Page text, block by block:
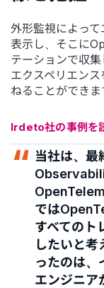
外形監視によっ
表示し、そこに
テーションで収
エクスペリエン
ねることができま
Irdeto社の事例を
当社は、
では
すべてのト
したいと考
ったのは、
エンジニア